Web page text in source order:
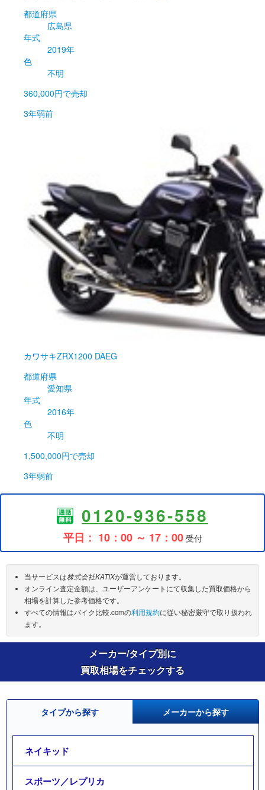
都道府県
広島県
年式
2019年
色
不明
360,000円で売却
3年弱前
カワサキZRX1200 DAEG
都道府県
愛知県
年式
2016年
色
不明
1,500,000円で売却
3年弱前
0120-936-558
平日： 10：00 ～ 17：00受付
当サービスは株式会社KATIXが運営しております。
オンライン査定金額は、ユーザーアンケートにて収集した買取価格から
相場を計算した参考価格です。
すべての情報はバイク比較.comの利用規約に従い秘密厳守で取り扱われ
ます。
メーカー/タイプ別に
買取相場をチェックする
タイプから探す メーカーから探す
ネイキッド
スポーツ／レプリカ